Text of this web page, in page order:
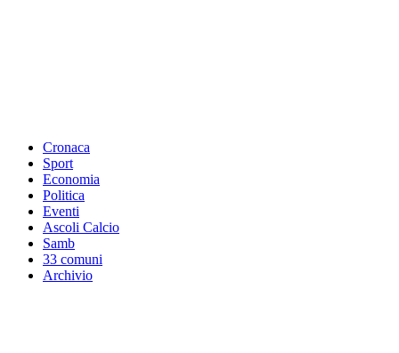
Cronaca
Sport
Economia
Politica
Eventi
Ascoli Calcio
Samb
33 comuni
Archivio